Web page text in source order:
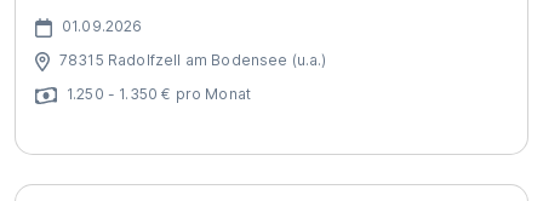
01.09.2026
78315 Radolfzell am Bodensee (u.a.)
1.250 - 1.350 € pro Monat